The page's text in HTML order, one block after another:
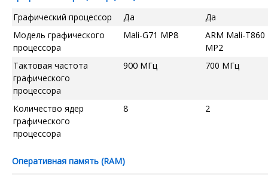
Графический процессор
Да
Да
Модель графического
процессора
Mali-G71 MP8
ARM Mali-T860
MP2
Тактовая частота
графического
процессора
900 МГц 700 МГц
Количество ядер
графического
процессора
8 2
Оперативная память (RAM)